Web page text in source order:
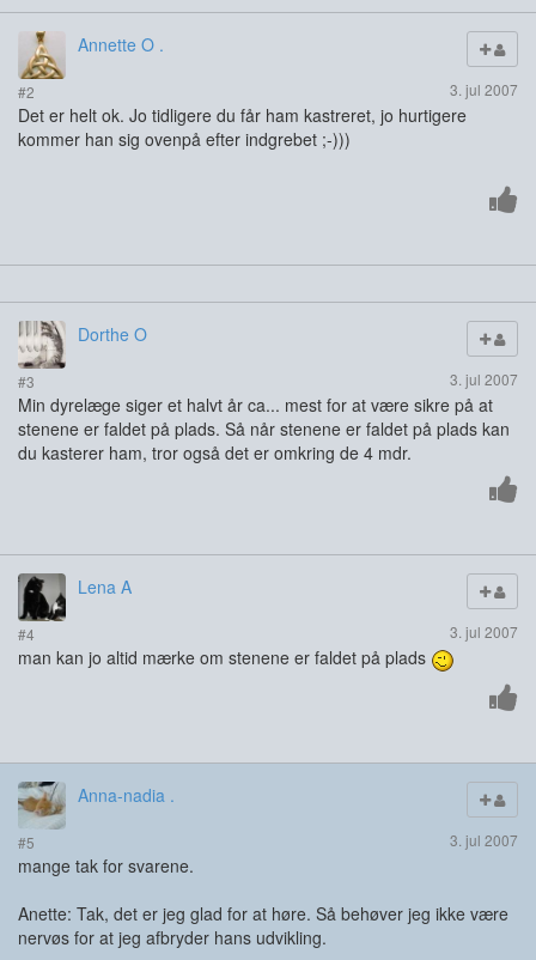
Annette O .
#2 3. jul 2007
Det er helt ok. Jo tidligere du får ham kastreret, jo hurtigere
kommer han sig ovenpå efter indgrebet ;-)))
Dorthe O
#3 3. jul 2007
Min dyrelæge siger et halvt år ca... mest for at være sikre på at
stenene er faldet på plads. Så når stenene er faldet på plads kan
du kasterer ham, tror også det er omkring de 4 mdr.
Lena A
#4 3. jul 2007
man kan jo altid mærke om stenene er faldet på plads
Anna-nadia .
#5 3. jul 2007
mange tak for svarene.
Anette: Tak, det er jeg glad for at høre. Så behøver jeg ikke være
nervøs for at jeg afbryder hans udvikling.